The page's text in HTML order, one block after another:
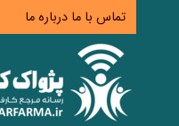
تماس با ما درباره ما
اختیار